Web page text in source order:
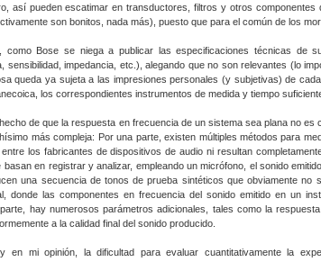
así pueden escatimar en transductores, filtros y otros componentes
son bonitos, nada más), puesto que para el común de los
como Bose se niega a publicar las especificaciones técnicas de
sensibilidad, impedancia, etc.), alegando que no son relevantes (lo
queda ya sujeta a las impresiones personales (y subjetivas) de
los correspondientes instrumentos de medida y tiempo
de que la respuesta en frecuencia de un sistema sea plana no es
más compleja: Por una parte, existen múltiples métodos para
los fabricantes de dispositivos de audio ni resultan
basan en registrar y analizar, empleando un micrófono, el sonido
una secuencia de tonos de prueba sintéticos que obviamente no
donde las componentes en frecuencia del sonido emitido en un
hay numerosos parámetros adicionales, tales como la
a la calidad final del sonido producido.
en mi opinión, la dificultad para evaluar cuantitativamente la